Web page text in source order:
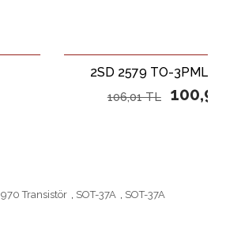
2SD 2579 TO-3PML Transistör
100,96 TL
970 Transistör SOT-37A
SOT-37A